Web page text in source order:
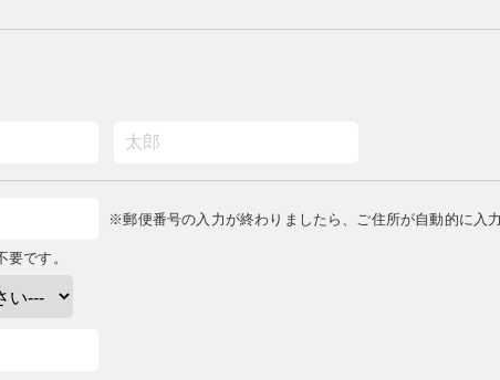
※郵便番号の入力が終わりましたら、ご住所が自動的に入力
です。